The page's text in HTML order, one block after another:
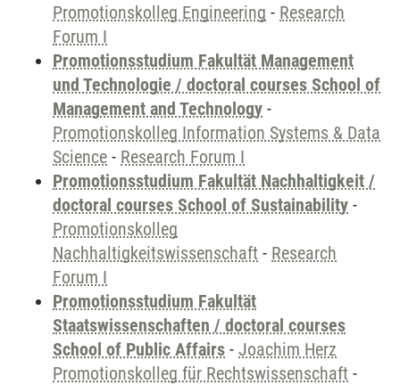
Promotionskolleg Engineering - Research
Forum I
Promotionsstudium Fakultät Management
und Technologie / doctoral courses School of
Management and Technology -
Promotionskolleg Information Systems & Data
Science - Research Forum I
Promotionsstudium Fakultät Nachhaltigkeit /
doctoral courses School of Sustainability -
Promotionskolleg
Nachhaltigkeitswissenschaft - Research
Forum I
Promotionsstudium Fakultät
Staatswissenschaften / doctoral courses
School of Public Affairs - Joachim Herz
Promotionskolleg für Rechtswissenschaft -